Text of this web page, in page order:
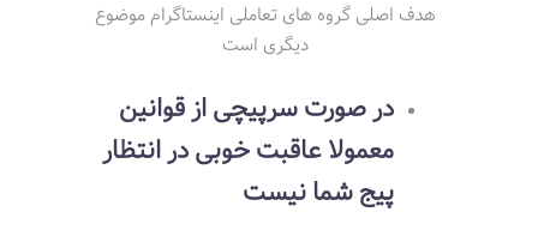
هدف اصلی گروه های تعاملی اینستاگرام موضوع
دیگری است
در صورت سرپیچی از قوانین
معمولا عاقبت خوبی در انتظار
پیج شما نیست